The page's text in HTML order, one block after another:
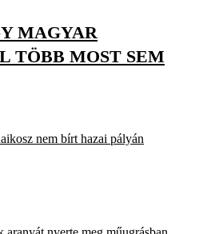
MAGYAR
TÖBB MOST SEM
nem bírt hazai pályán